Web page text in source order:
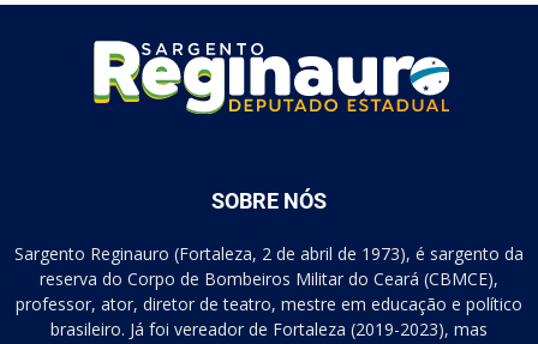
SOBRE NÓS
Sargento Reginauro (Fortaleza, 2 de abril de 1973), é sargento da
reserva do Corpo de Bombeiros Militar do Ceará (CBMCE),
professor, ator, diretor de teatro, mestre em educação e político
brasileiro. Já foi vereador de Fortaleza (2019-2023), mas